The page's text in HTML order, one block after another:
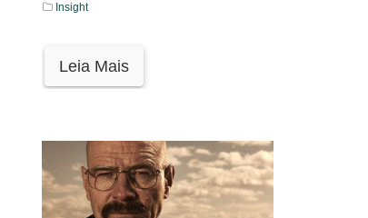
Insight
Leia Mais